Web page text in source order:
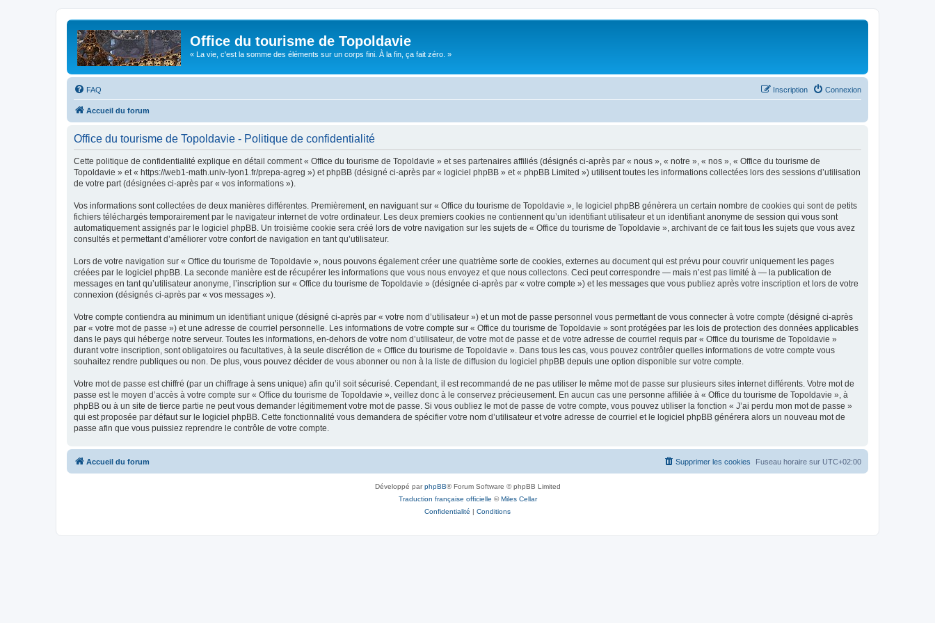
Office du tourisme de Topoldavie
« La vie, c'est la somme des éléments sur un corps fini. À la fin, ça fait zéro. »
FAQ Connexion
Inscription
Accueil du forum
Office du tourisme de Topoldavie - Politique de confidentialité
Cette politique de confidentialité explique en détail comment « Office du tourisme de Topoldavie » et ses partenaires affiliés (désignés ci-après par « nous », « notre », « nos », « Office du tourisme de
Topoldavie » et « https://web1-math.univ-lyon1.fr/prepa-agreg ») et phpBB (désigné ci-après par « logiciel phpBB » et « phpBB Limited ») utilisent toutes les informations collectées lors des sessions d’utilisation
de votre part (désignées ci-après par « vos informations »).
Vos informations sont collectées de deux manières différentes. Premièrement, en naviguant sur « Office du tourisme de Topoldavie », le logiciel phpBB génèrera un certain nombre de cookies qui sont de petits
fichiers téléchargés temporairement par le navigateur internet de votre ordinateur. Les deux premiers cookies ne contiennent qu’un identifiant utilisateur et un identifiant anonyme de session qui vous sont
automatiquement assignés par le logiciel phpBB. Un troisième cookie sera créé lors de votre navigation sur les sujets de « Office du tourisme de Topoldavie », archivant de ce fait tous les sujets que vous avez
consultés et permettant d’améliorer votre confort de navigation en tant qu’utilisateur.
Lors de votre navigation sur « Office du tourisme de Topoldavie », nous pouvons également créer une quatrième sorte de cookies, externes au document qui est prévu pour couvrir uniquement les pages
créées par le logiciel phpBB. La seconde manière est de récupérer les informations que vous nous envoyez et que nous collectons. Ceci peut correspondre — mais n’est pas limité à — la publication de
messages en tant qu’utilisateur anonyme, l’inscription sur « Office du tourisme de Topoldavie » (désignée ci-après par « votre compte ») et les messages que vous publiez après votre inscription et lors de votre
connexion (désignés ci-après par « vos messages »).
Votre compte contiendra au minimum un identifiant unique (désigné ci-après par « votre nom d’utilisateur ») et un mot de passe personnel vous permettant de vous connecter à votre compte (désigné ci-après
par « votre mot de passe ») et une adresse de courriel personnelle. Les informations de votre compte sur « Office du tourisme de Topoldavie » sont protégées par les lois de protection des données applicables
dans le pays qui héberge notre serveur. Toutes les informations, en-dehors de votre nom d’utilisateur, de votre mot de passe et de votre adresse de courriel requis par « Office du tourisme de Topoldavie »
durant votre inscription, sont obligatoires ou facultatives, à la seule discrétion de « Office du tourisme de Topoldavie ». Dans tous les cas, vous pouvez contrôler quelles informations de votre compte vous
souhaitez rendre publiques ou non. De plus, vous pouvez décider de vous abonner ou non à la liste de diffusion du logiciel phpBB depuis une option disponible sur votre compte.
Votre mot de passe est chiffré (par un chiffrage à sens unique) afin qu’il soit sécurisé. Cependant, il est recommandé de ne pas utiliser le même mot de passe sur plusieurs sites internet différents. Votre mot de
passe est le moyen d’accès à votre compte sur « Office du tourisme de Topoldavie », veillez donc à le conservez précieusement. En aucun cas une personne affiliée à « Office du tourisme de Topoldavie », à
phpBB ou à un site de tierce partie ne peut vous demander légitimement votre mot de passe. Si vous oubliez le mot de passe de votre compte, vous pouvez utiliser la fonction « J’ai perdu mon mot de passe »
qui est proposée par défaut sur le logiciel phpBB. Cette fonctionnalité vous demandera de spécifier votre nom d’utilisateur et votre adresse de courriel et le logiciel phpBB générera alors un nouveau mot de
passe afin que vous puissiez reprendre le contrôle de votre compte.
Accueil du forum Fuseau horaire sur UTC+02:00
Supprimer les cookies
Développé parphpBB® Forum Software © phpBB Limited
Traduction française officielle ©Miles Cellar
Confidentialité | Conditions